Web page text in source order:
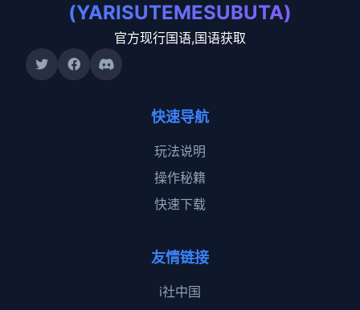
(YARISUTEMESUBUTA)
官方现行国语,国语获取
快速导航
玩法说明
操作秘籍
快速下载
友情链接
i社中国